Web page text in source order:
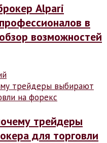
Alpari
в
возможностей
трейдеры
для торговли